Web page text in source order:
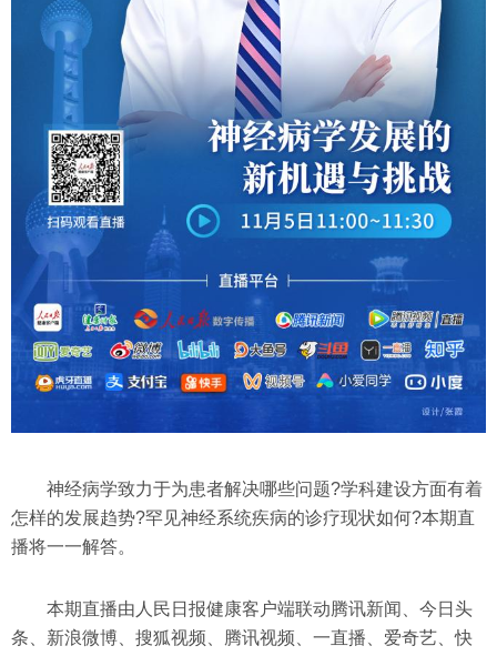
神经病学致力于为患者解决哪些问题?学科建设方面有着
怎样的发展趋势?罕见神经系统疾病的诊疗现状如何?本期直
播将一一解答。
本期直播由人民日报健康客户端联动腾讯新闻、今日头
条、新浪微博、搜狐视频、腾讯视频、一直播、爱奇艺、快